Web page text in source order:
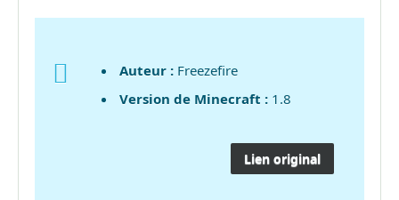
Auteur : Freezefire
Version de Minecraft : 1.8
Lien original